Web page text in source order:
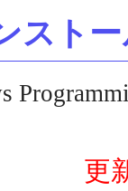
スト
更